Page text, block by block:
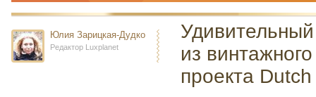
Юлия Зарицкая-Дудко
Редактор Luxplanet
из
проекта